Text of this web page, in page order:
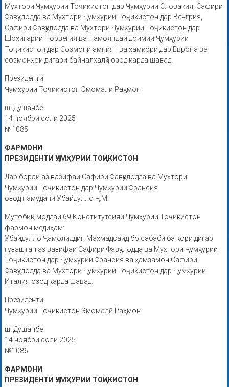
Мухтори Ҷумҳурии Тоҷикистон дар Ҷумҳурии Словакия, Сафири
Фавқулодда ва Мухтори Ҷумҳурии Тоҷикистон дар Венгрия,
Сафири Фавқулодда ва Мухтори Ҷумҳурии Тоҷикистон дар
Шоҳигарии Норвегия ва Намояндаи доимии Ҷумҳурии
Тоҷикистон дар Созмони амният ва ҳамкорӣ дар Европа ва
созмонҳои дигари байналхалқӣ озод карда шавад.
Президенти
Ҷумҳурии Тоҷикистон Эмомалӣ Раҳмон
ш. Душанбе
14 ноябри соли 2025
№1085
ФАРМОНИ
ПРЕЗИДЕНТИ ҶУМҲУРИИ ТОҶИКИСТОН
Дар бораи аз вазифаи Сафири Фавқулодда ва Мухтори
Ҷумҳурии Тоҷикистон дар Ҷумҳурии Франсия
озод намудани Убайдулло Ҷ.М.
Мутобиқи моддаи 69 Конститутсияи Ҷумҳурии Тоҷикистон
фармон медиҳам:
Убайдулло Ҷамолиддин Маҳмадсаид бо сабаби ба кори дигар
гузаштан аз вазифаи Сафири Фавқулодда ва Мухтори Ҷумҳурии
Тоҷикистон дар Ҷумҳурии Франсия ва ҳамзамон Сафири
Фавқулодда ва Мухтори Ҷумҳурии Тоҷикистон дар Ҷумҳурии
Италия озод карда шавад.
Президенти
Ҷумҳурии Тоҷикистон Эмомалӣ Раҳмон
ш. Душанбе
14 ноябри соли 2025
№1086
ФАРМОНИ
ПРЕЗИДЕНТИ ҶУМҲУРИИ ТОҶИКИСТОН